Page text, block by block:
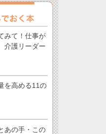
みて！仕事が
護リーダー
を高める11の
あの手・この